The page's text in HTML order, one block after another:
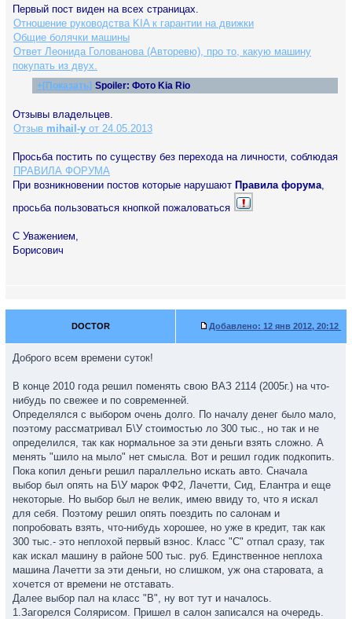
Первый пост виден на всех страницах.
Отношение руководства KIA к гарантии на движки
Общие болячки машины
Ответ Леонида Голованова (Авторевю), про то, какую машину
покупать из двух.
+[Показать] Spoiler: Фото Kia Rio
Отзывы владельцев.
Отзыв mihail-y от 24.05.2013
Просьба постить по существу без перехода на личности, соблюдая
ПРАВИЛА ФОРУМА
При возникновении постов которые нарушают Правила форума,
просьба пользоваться кнопкой пожаловаться
С Уважением,
Борисович
DOCTOR Добавлено: 12 янв 2012, 20:12
Доброго всем времени суток!
В конце 2010 года решил поменять свою ВАЗ 2114 (2005г.) на что-
нибудь по свежее и по современней.
Определялся с выбором очень долго. По началу денег было мало,
поэтому рассматривал Б\У стоимостью ло 300 тыс., но так и не
определился, так как нормальное за эти деньги взять сложно. А
менять "шило на мыло" нет смысла. Вот и решил годик подкопить.
Пока копил деньги решил параллельно искать авто. Сначала
выбор был опять на Б\У марок ФФ2, Лачетти, Сид, Елантра и еще
некоторые. Но выбор был не велик, имею ввиду то, что я искал
для себя. Поэтому решил опять поездить по салонам и
попробовать взять, что-нибудь хорошее, но уже в кредит, так как
300 тыс.- это неплохой первый взнос. Класс "С" отпал сразу, так
как искал машину в районе 500 тыс. руб. Единственное неплоха
машина Лачетти за эти деньги, но слишком, уж она старовата, а
хочется от времени не отставать.
Далее выбор пал на класс "В", ну вот тут и началось.
1.Загорелся Солярисом. Пришел в салон записался на очередь.